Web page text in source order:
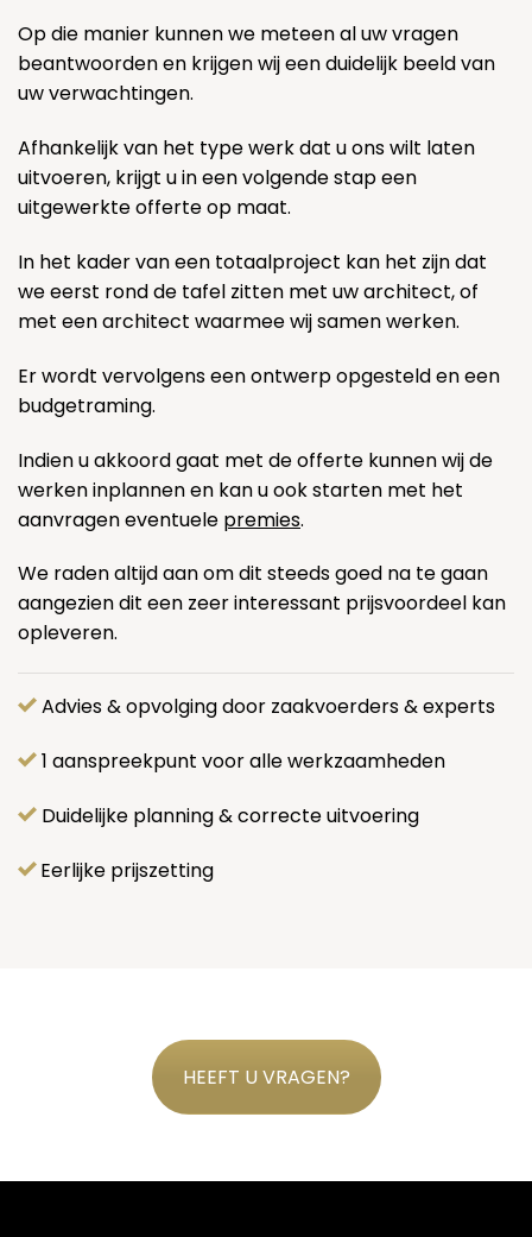
Op die manier kunnen we meteen al uw vragen
beantwoorden en krijgen wij een duidelijk beeld van
uw verwachtingen.
Afhankelijk van het type werk dat u ons wilt laten
uitvoeren, krijgt u in een volgende stap een
uitgewerkte offerte op maat.
In het kader van een totaalproject kan het zijn dat
we eerst rond de tafel zitten met uw architect, of
met een architect waarmee wij samen werken.
Er wordt vervolgens een ontwerp opgesteld en een
budgetraming.
Indien u akkoord gaat met de offerte kunnen wij de
werken inplannen en kan u ook starten met het
aanvragen eventuele premies.
We raden altijd aan om dit steeds goed na te gaan
aangezien dit een zeer interessant prijsvoordeel kan
opleveren.
Advies & opvolging door zaakvoerders & experts
1 aanspreekpunt voor alle werkzaamheden
Duidelijke planning & correcte uitvoering
Eerlijke prijszetting
HEEFT U VRAGEN?